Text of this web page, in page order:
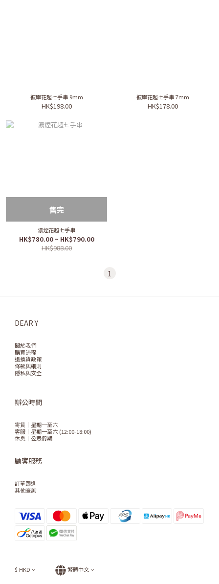
彼岸花超七手串 9mm
HK$198.00
彼岸花超七手串 7mm
HK$178.00
售完
濃煙花超七手串
HK$780.00 ~ HK$790.00
HK$988.00
1
DEAR Y
關於我們
購買流程
退換貨政策
條款與細則
隱私與安全
辦公時間
寄貨｜星期一至六
客服｜星期一至六 (12:00-18:00)
休息｜公眾假期
顧客服務
訂單跟進
其他查詢
$ HKD 繁體中文